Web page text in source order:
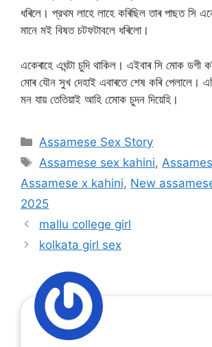
ধৰিলে। প্রথম লাহে লাহে কৰিছিল তাৰ পাছত সি
মানে মই বিষত চটফটাবলে ধৰিলো।
একেৰাহে এঘন্টা চুদি থাকিল। এইবাৰ সি মোক ডগী
মোৰ যৌন সুখ দেহাই এবাৰতে শেষ কৰি পেলালে।
মন যায় তেতিয়াই আহি মোেক চুদন দিয়েহি।
Categories
Assamese Sex Story
Tags
Assamese sex kahini,
Assamese x kahini, New
2025
mallu college girl
kolkata girl sex